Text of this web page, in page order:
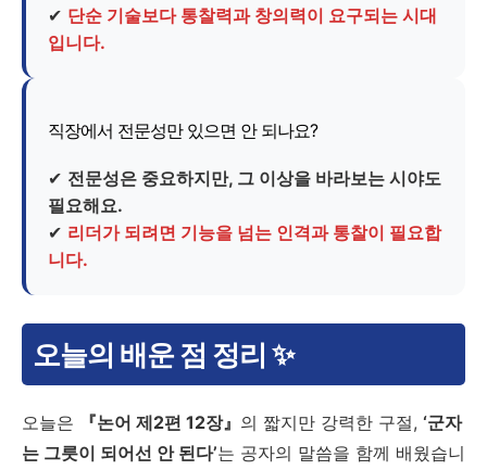
✔ 단순 기술보다 통찰력과 창의력이 요구되는 시대
입니다.
직장에서 전문성만 있으면 안 되나요?
✔ 전문성은 중요하지만, 그 이상을 바라보는 시야도
필요해요.
✔ 리더가 되려면 기능을 넘는 인격과 통찰이 필요합
니다.
오늘의 배운 점 정리 ✨
오늘은 『논어 제2편 12장』 의 짧지만 강력한 구절, ‘군자
는 그릇이 되어선 안 된다’는 공자의 말씀을 함께 배웠습니